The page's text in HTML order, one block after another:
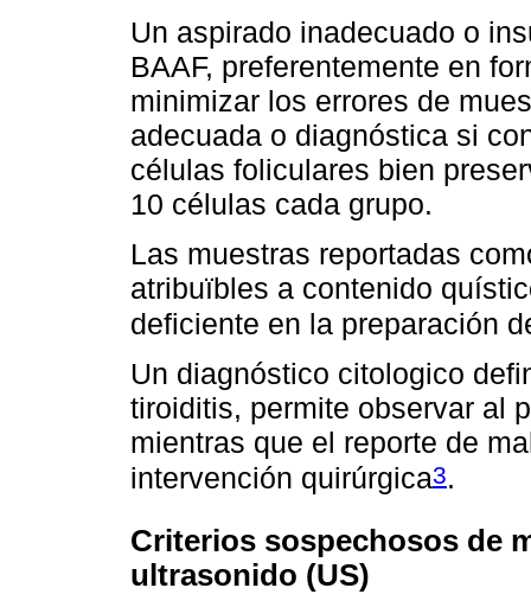
Un aspirado inadecuado o
BAAF, preferentemente en
minimizar los errores de
adecuada o diagnóstica si
células foliculares bien
10 células cada grupo.
Las muestras reportadas
atribuïbles a contenido
deficiente en la preparación
Un diagnóstico citologico
tiroiditis, permite observar al
mientras que el reporte de
intervención quirúrgica3.
Criterios sospechosos de
ultrasonido (US)